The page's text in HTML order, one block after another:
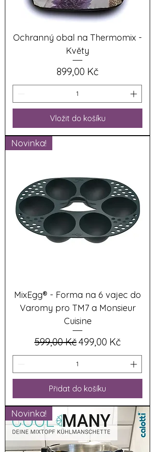
Ochranný obal na Thermomix -
Květy
Cena
899,00 Kč
Vložit do košíku
Novinka!
MixEgg® - Forma na 6 vajec do
Varomy pro TM7 a Monsieur
Cuisine
Běžná cena
599,00 KčZvýhodněná cena
499,00 Kč
Přidat do košíku
Novinka!